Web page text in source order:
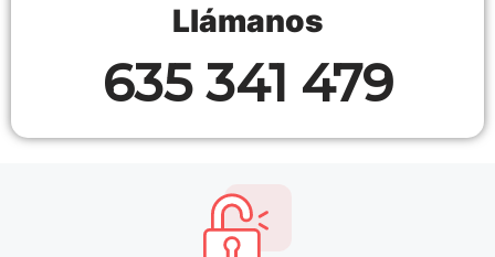
Llámanos
635 341 479